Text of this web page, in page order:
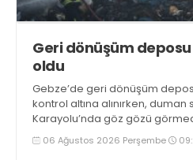
Geri dönüşüm
oldu
Gebze’de geri dönüşüm
kontrol altına alınırken, duman
Karayolu’nda göz gözü
06 Ağustos 2026 Perşembe